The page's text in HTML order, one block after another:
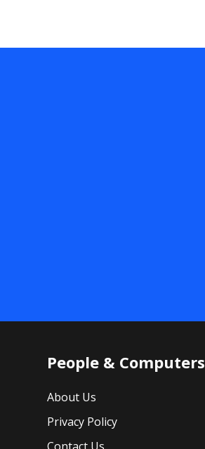
People & Computers
About Us
Privacy Policy